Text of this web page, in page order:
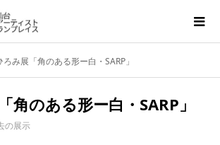
ろみ展「角のある形ー白・SARP」
角のある形ー白・SARP」
の展示